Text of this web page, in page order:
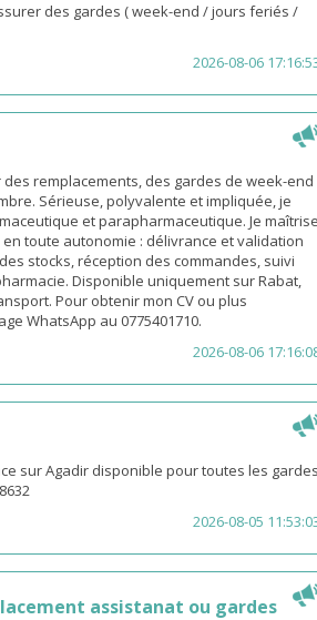
des gardes ( week-end / jours feriés /
2026-08-06
remplacements, des gardes de week-end
Sérieuse, polyvalente et impliquée, je
et parapharmaceutique. Je maîtrise
toute autonomie : délivrance et validation
stocks, réception des commandes, suivi
Disponible uniquement sur Rabat,
Pour obtenir mon CV ou plus
WhatsApp au 0775401710.
2026-08-06
sur Agadir disponible pour toutes les gardes
2026-08-05
assistanat ou gardes